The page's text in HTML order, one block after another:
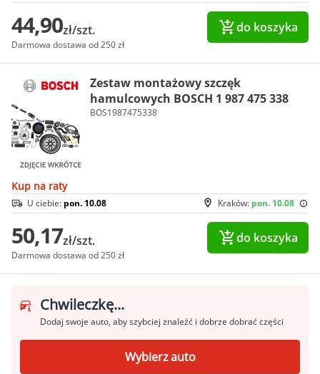
44,90zł/szt.
Darmowa dostawa od 250 zł
do koszyka
Zestaw montażowy szczęk
hamulcowych BOSCH 1 987 475 338
BOS1987475338
Kup na raty
Kraków: pon. 10.08
U ciebie: pon. 10.08
50,17zł/szt.
Darmowa dostawa od 250 zł
do koszyka
Chwileczkę...
Dodaj swoje auto, aby szybciej znaleźć i dobrze dobrać części
Wybierz auto